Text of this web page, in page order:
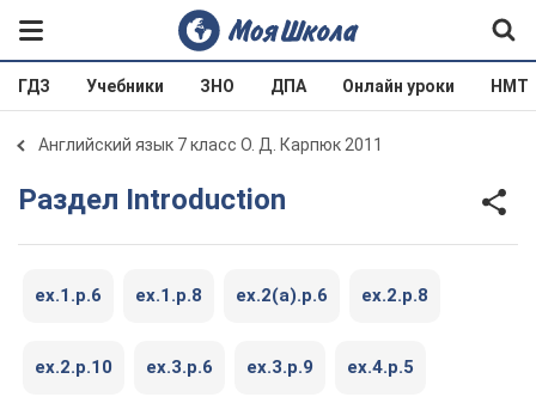
ГДЗ Учебники ЗНО ДПА Онлайн уроки НМТ
Английский язык 7 класс О. Д. Карпюк 2011
Раздел Introduction
ex.1.p.6 ex.1.p.8 ex.2(a).p.6 ex.2.p.8
ex.2.p.10 ex.3.p.6 ex.3.p.9 ex.4.p.5